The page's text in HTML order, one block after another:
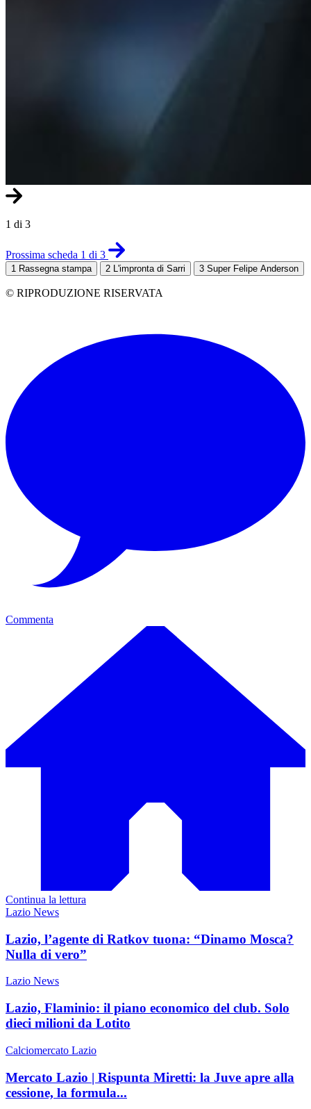
1 di 3
Prossima scheda 1 di 3
1 Rassegna stampa 2 L'impronta di Sarri 3 Super Felipe Anderson
© RIPRODUZIONE RISERVATA
Commenta
Continua la lettura
Lazio News
Lazio, l’agente di Ratkov tuona: “Dinamo Mosca?
Nulla di vero”
Lazio News
Lazio, Flaminio: il piano economico del club. Solo
dieci milioni da Lotito
Calciomercato Lazio
Mercato Lazio | Rispunta Miretti: la Juve apre alla
cessione, la formula...